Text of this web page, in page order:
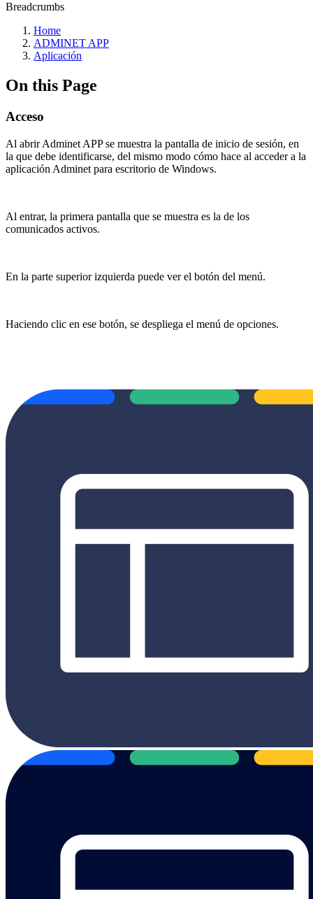
Breadcrumbs
Home
ADMINET APP
Aplicación
On this Page
Acceso
Al abrir Adminet APP se muestra la pantalla de inicio de sesión, en
la que debe identificarse, del mismo modo cómo hace al acceder a la
aplicación Adminet para escritorio de Windows.
Al entrar, la primera pantalla que se muestra es la de los
comunicados activos.
En la parte superior izquierda puede ver el botón del menú.
Haciendo clic en ese botón, se despliega el menú de opciones.